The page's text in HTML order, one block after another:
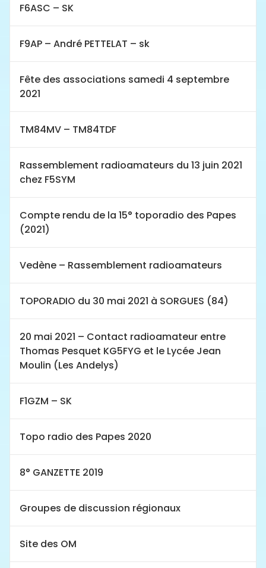
F6ASC – SK
F9AP – André PETTELAT – sk
Fête des associations samedi 4 septembre
2021
TM84MV – TM84TDF
Rassemblement radioamateurs du 13 juin 2021
chez F5SYM
Compte rendu de la 15° toporadio des Papes
(2021)
Vedène – Rassemblement radioamateurs
TOPORADIO du 30 mai 2021 à SORGUES (84)
20 mai 2021 – Contact radioamateur entre
Thomas Pesquet KG5FYG et le Lycée Jean
Moulin (Les Andelys)
F1GZM – SK
Topo radio des Papes 2020
8° GANZETTE 2019
Groupes de discussion régionaux
Site des OM